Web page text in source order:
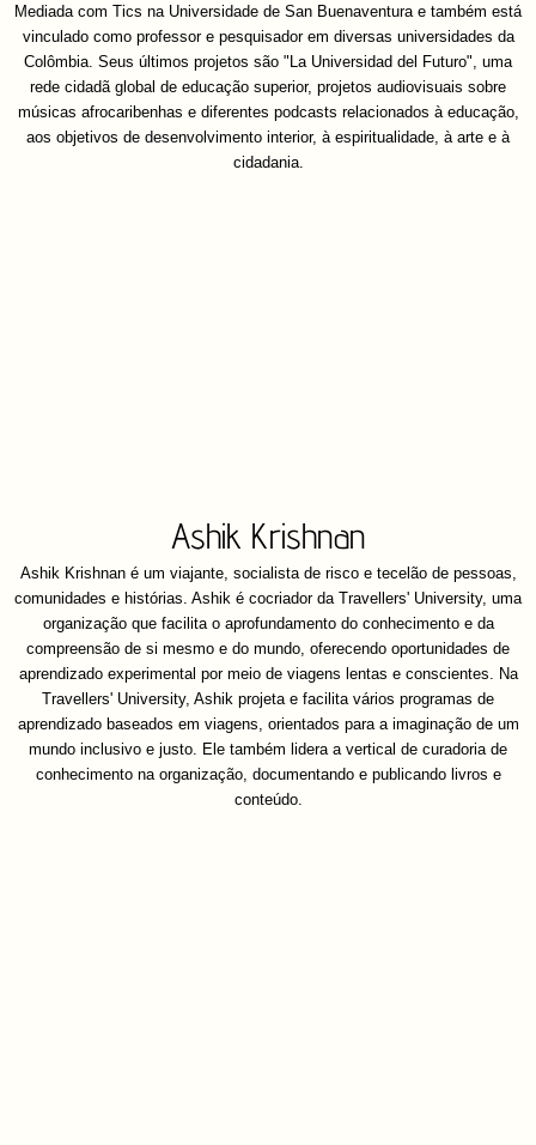
Mediada com Tics na Universidade de San Buenaventura e também está
vinculado como professor e pesquisador em diversas universidades da
Colômbia. Seus últimos projetos são "La Universidad del Futuro", uma
rede cidadã global de educação superior, projetos audiovisuais sobre
músicas afrocaribenhas e diferentes podcasts relacionados à educação,
aos objetivos de desenvolvimento interior, à espiritualidade, à arte e à
cidadania.
Ashik Krishnan
Ashik Krishnan é um viajante, socialista de risco e tecelão de pessoas,
comunidades e histórias. Ashik é cocriador da Travellers' University, uma
organização que facilita o aprofundamento do conhecimento e da
compreensão de si mesmo e do mundo, oferecendo oportunidades de
aprendizado experimental por meio de viagens lentas e conscientes. Na
Travellers' University, Ashik projeta e facilita vários programas de
aprendizado baseados em viagens, orientados para a imaginação de um
mundo inclusivo e justo. Ele também lidera a vertical de curadoria de
conhecimento na organização, documentando e publicando livros e
conteúdo.